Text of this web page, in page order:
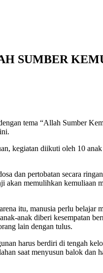
SUMBER
tema “Allah Sumber
kegiatan diikuti oleh 10
dan pertobatan secara
memulihkan kemuliaan
itu, manusia perlu belajar
anak diberi kesempatan
lain dengan tulus.
harus berdiri di tengah
saat menyusun balok dan